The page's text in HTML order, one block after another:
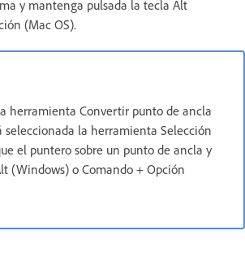
y mantenga pulsada la tecla Alt
(Mac OS).
herramienta Convertir punto de ancla
seleccionada la herramienta Selección
el puntero sobre un punto de ancla y
(Windows) o Comando + Opción